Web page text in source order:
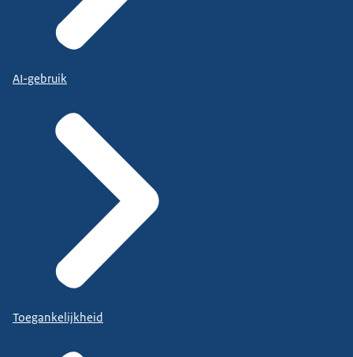
AI-gebruik
Toegankelijkheid